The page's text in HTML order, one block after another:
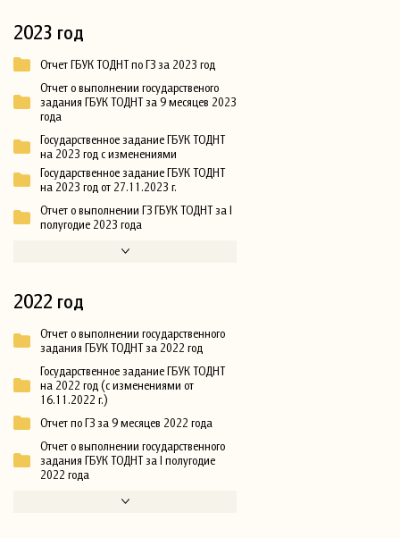
2023 год
Отчет ГБУК ТОДНТ по ГЗ за 2023 год
Отчет о выполнении государственого
задания ГБУК ТОДНТ за 9 месяцев 2023
года
Государственное задание ГБУК ТОДНТ
на 2023 год с изменениями
Государственное задание ГБУК ТОДНТ
на 2023 год от 27.11.2023 г.
Отчет о выполнении ГЗ ГБУК ТОДНТ за I
полугодие 2023 года
2022 год
Отчет о выполнении государственного
задания ГБУК ТОДНТ за 2022 год
Государственное задание ГБУК ТОДНТ
на 2022 год (с изменениями от
16.11.2022 г.)
Отчет по ГЗ за 9 месяцев 2022 года
Отчет о выполнении государственного
задания ГБУК ТОДНТ за I полугодие
2022 года